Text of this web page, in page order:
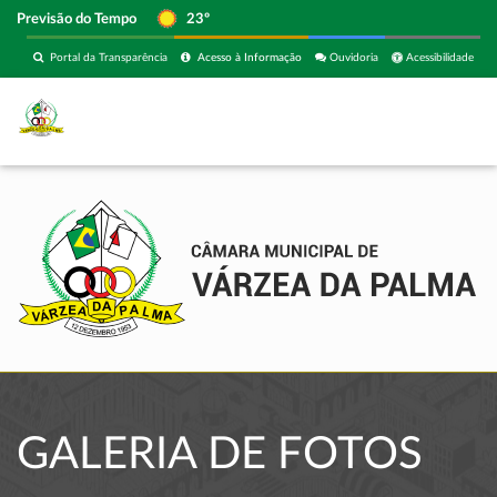
Previsão do Tempo 23º
Acessibilidade
Ouvidoria
Acesso à Informação
Portal da Transparência
GALERIA DE FOTOS